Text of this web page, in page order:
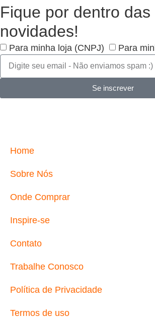
Fique por dentro das
novidades!
Para minha loja (CNPJ) Para
Se inscrever
Home
Sobre Nós
Onde Comprar
Inspire-se
Contato
Trabalhe Conosco
Política de Privacidade
Termos de uso